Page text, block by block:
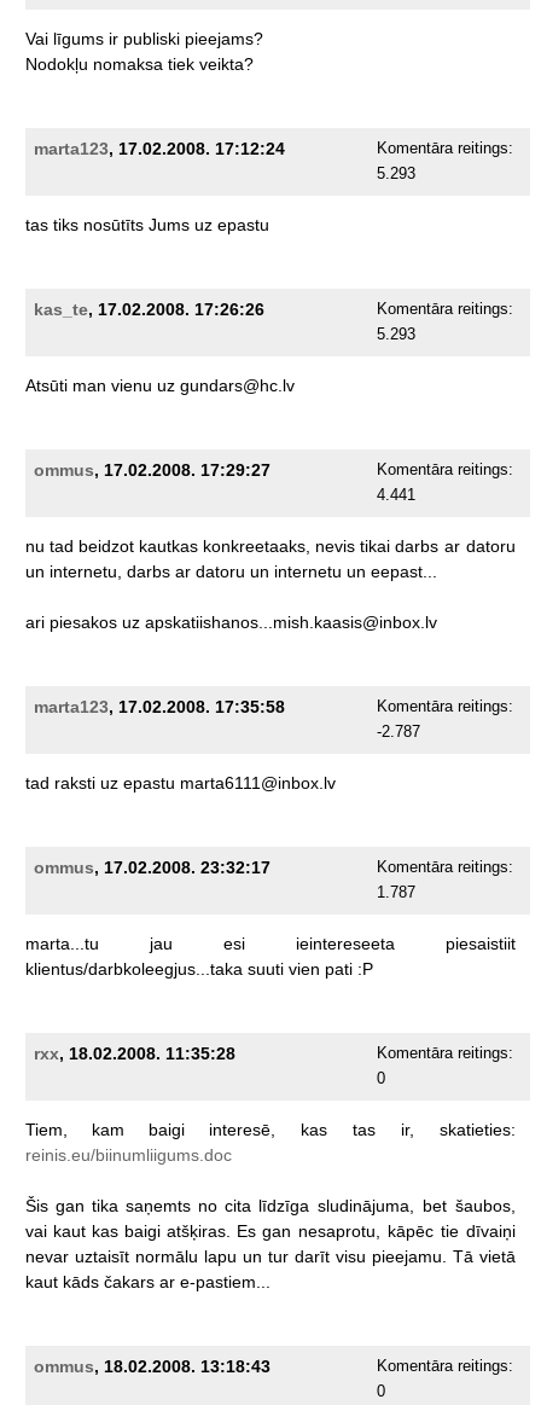
Vai līgums ir publiski pieejams?
Nodokļu nomaksa tiek veikta?
marta123, 17.02.2008. 17:12:24
Komentāra reitings:
5.293
tas tiks nosūtīts Jums uz epastu
kas_te, 17.02.2008. 17:26:26
Komentāra reitings:
5.293
Atsūti man vienu uz gundars@hc.lv
ommus, 17.02.2008. 17:29:27
Komentāra reitings:
4.441
nu tad beidzot kautkas konkreetaaks, nevis tikai darbs ar datoru
un internetu, darbs ar datoru un internetu un eepast...
ari piesakos uz apskatiishanos...mish.kaasis@inbox.lv
marta123, 17.02.2008. 17:35:58
Komentāra reitings:
-2.787
tad raksti uz epastu marta6111@inbox.lv
ommus, 17.02.2008. 23:32:17
Komentāra reitings:
1.787
marta...tu jau esi ieintereseeta
piesaistiit
klientus/darbkoleegjus...taka suuti vien pati :P
rxx, 18.02.2008. 11:35:28
Komentāra reitings:
0
Tiem, kam baigi interesē, kas tas ir,
skatieties:
reinis.eu/biinumliigums.doc
Šis gan tika saņemts no cita līdzīga sludinājuma, bet šaubos,
vai kaut kas baigi atšķiras. Es gan nesaprotu, kāpēc tie dīvaiņi
nevar uztaisīt normālu lapu un tur darīt visu pieejamu. Tā vietā
kaut kāds čakars ar e-pastiem...
ommus, 18.02.2008. 13:18:43
Komentāra reitings:
0